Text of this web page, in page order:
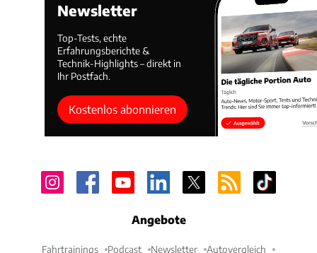
Newsletter
Top-Tests, echte
Erfahrungsberichte &
Technik-Highlights – direkt in
Ihr Postfach.
Kostenlos abonnieren
Angebote
Fahrtrainings Podcast Newsletter Autovergleich